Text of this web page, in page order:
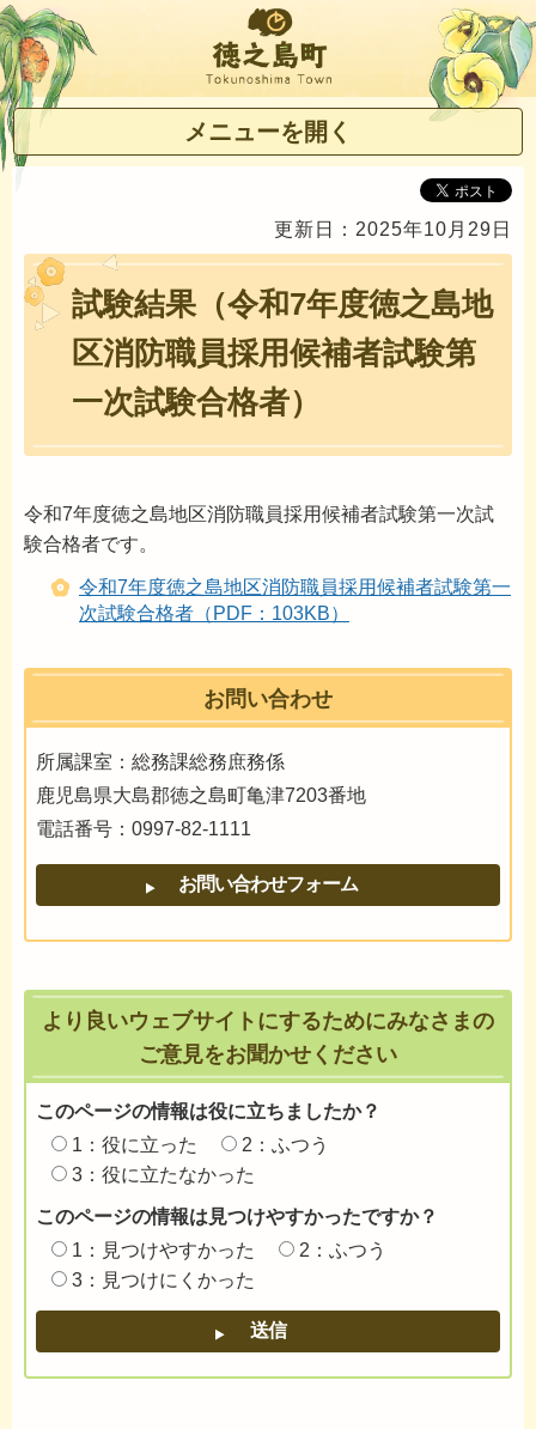
徳之島町
メニューを開く
更新日：2025年10月29日
試験結果（令和7年度徳之島地
区消防職員採用候補者試験第
一次試験合格者）
令和7年度徳之島地区消防職員採用候補者試験第一次試
験合格者です。
令和7年度徳之島地区消防職員採用候補者試験第一
次試験合格者（PDF：103KB）
お問い合わせ
所属課室：総務課総務庶務係
鹿児島県大島郡徳之島町亀津7203番地
電話番号：0997-82-1111
より良いウェブサイトにするためにみなさまの
ご意見をお聞かせください
このページの情報は役に立ちましたか？
1：役に立った
2：ふつう
3：役に立たなかった
このページの情報は見つけやすかったですか？
1：見つけやすかった
2：ふつう
3：見つけにくかった